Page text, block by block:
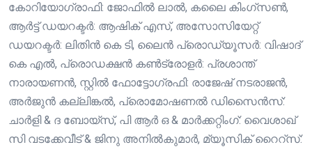
കോറിയോഗ്രാഫി: ജോഫിൽ ലാൽ, കലൈ കിംഗ്സൺ,
ആർട്ട് ഡയറക്ടർ: ആഷിക് എസ്, അസോസിയേറ്റ്
ഡയറക്ടർ: ലിതിൻ കെ ടി, ലൈൻ പ്രൊഡ്യൂസർ: വിഷാദ്
കെ എൽ‍, പ്രൊഡക്ഷൻ കൺട്രോളർ: പ്രശാന്ത്
നാരായണൻ, സ്റ്റിൽ ഫോട്ടോഗ്രഫി: രാജേഷ് നടരാജൻ,
അർജുൻ കല്ലിങ്കൽ, പ്രൊമോഷണൽ ഡിസൈൻസ്:
ചാർളി & ദ ബോയ്സ്, പി ആർ ഒ & മാർക്കറ്റിംഗ്: വൈശാഖ്
സി വടക്കേവീട് & ജിനു അനിൽകുമാർ, മ്യൂസിക് റൈറ്സ്: